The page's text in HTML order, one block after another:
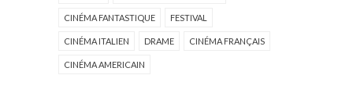
CINÉMA FANTASTIQUE FESTIVAL
CINÉMA ITALIEN DRAME CINÉMA FRANÇAIS
CINÉMA AMERICAIN